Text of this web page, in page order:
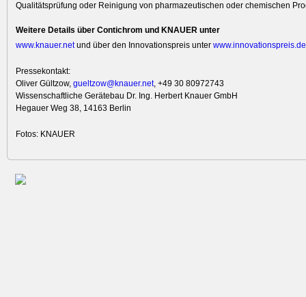
Qualitätsprüfung oder Reinigung von pharmazeutischen oder chemischen
Weitere Details über Contichrom und KNAUER unter
www.knauer.netund über den Innovationspreis unter www.innovationspreis.de
Pressekontakt:
Oliver Gültzow, gueltzow@knauer.net, +49 30 80972743
Wissenschaftliche Gerätebau Dr. Ing. Herbert Knauer GmbH
Hegauer Weg 38, 14163 Berlin
Fotos: KNAUER